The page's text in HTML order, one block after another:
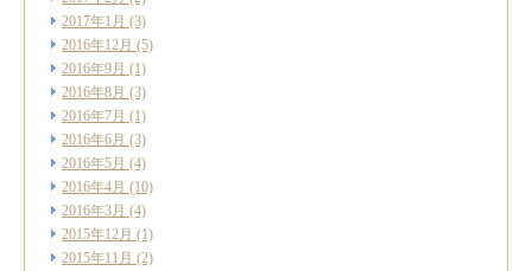
2017年1月 (3)
2016年12月 (5)
2016年9月 (1)
2016年8月 (3)
2016年7月 (1)
2016年6月 (3)
2016年5月 (4)
2016年4月 (10)
2016年3月 (4)
2015年12月 (1)
2015年11月 (2)